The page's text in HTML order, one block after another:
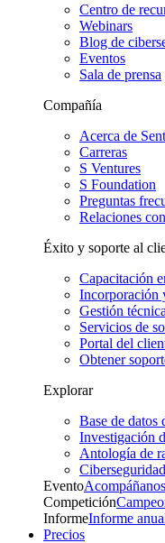
Centro de
Webinars
Blog de
Eventos
Sala de prensa
Compañía
Acerca de
Carreras
S Ventures
S Foundation
Preguntas
Relaciones
Éxito y soporte al
Capacitación
Incorporación
Gestión
Servicios de
Portal del
Obtener
Explorar
Base de datos
Investigación
Antología de
Evento
Competición
InformeInforme
Precios